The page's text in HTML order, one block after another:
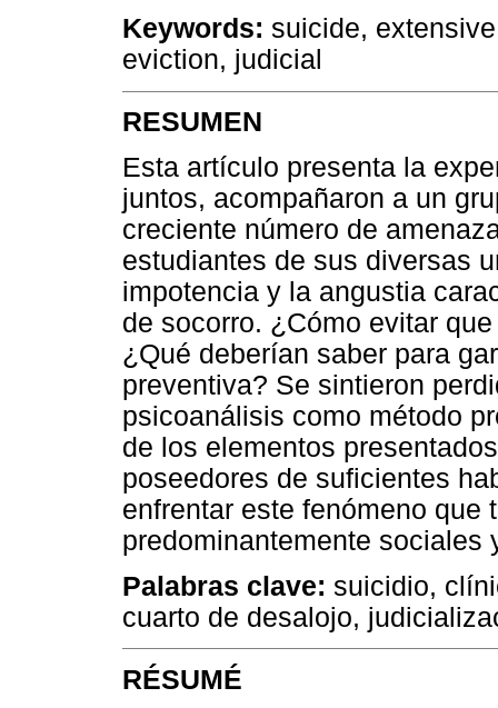
Keywords: suicide,
eviction, judicial
RESUMEN
Esta artículo presenta la
juntos, acompañaron a un
creciente número de
estudiantes de sus diversas
impotencia y la angustia
de socorro. ¿Cómo evitar
¿Qué deberían saber para
preventiva? Se sintieron
psicoanálisis como método
de los elementos
poseedores de suficientes
enfrentar este fenómeno que
predominantemente sociales
Palabras clave: suicidio,
cuarto de desalojo,
RÉSUMÉ